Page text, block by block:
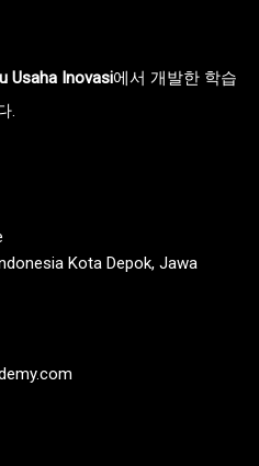
Usaha Inovasi에서 개발한 학습
.
Kota Depok, Jawa